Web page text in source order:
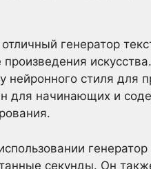
генератор
нейронного стиля для
для начинающих и
секунды. Он